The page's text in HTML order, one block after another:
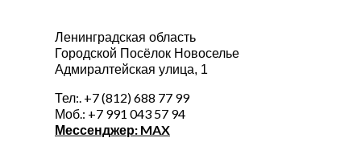
Ленинградская область
Городской Посёлок Новоселье
Адмиралтейская улица, 1
Тел:. +7 (812) 688 77 99
Моб.: +7 991 043 57 94
Мессенджер: MAX